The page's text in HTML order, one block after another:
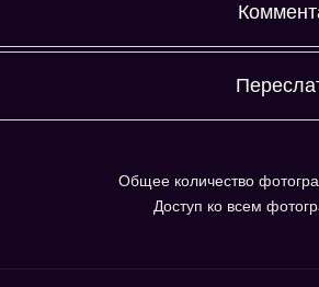
Общее количество
Доступ ко всем